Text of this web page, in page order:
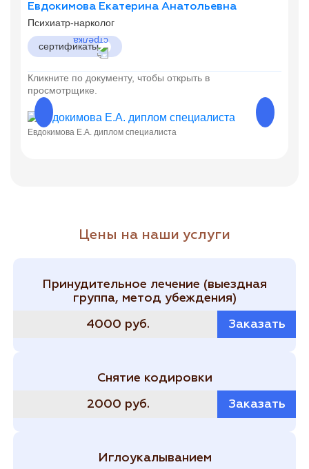
Евдокимова Екатерина Анатольевна
Психиатр-нарколог
сертификаты
Кликните по документу, чтобы открыть в
просмотрщике.
Евдокимова Е.А. диплом специалиста
Цены на наши услуги
Принудительное лечение (выездная
группа, метод убеждения)
4000 руб. Заказать
Снятие кодировки
2000 руб. Заказать
Иглоукалыванием